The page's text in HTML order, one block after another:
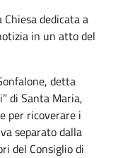
dedicata a
in un atto del
detta
di Santa Maria,
per ricoverare i
separato dalla
del Consiglio di